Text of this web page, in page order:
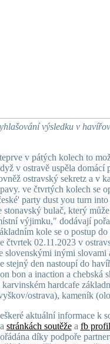
výsledku v
v pátých kolech to
v ostravě uspěla domácí
ostravský sekretz a v
ve čtvrtých kolech se
party dust you turn
stonavský bulač, který
výjimku," dodávají
kole se o postup
čtvrtek 02.11.2023 v
slovenskými inými
stejný den nastoupí do
bon a inaction a chebská
karvinském hardcafe
ostrava), kameník
aktuální informace k
stránkách soutěžea fb
díky podpoře